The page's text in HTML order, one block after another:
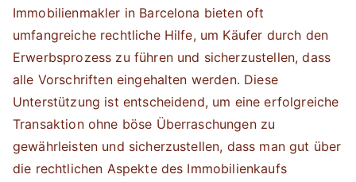
Immobilienmakler in Barcelona bieten oft
umfangreiche rechtliche Hilfe, um Käufer durch den
Erwerbsprozess zu führen und sicherzustellen, dass
alle Vorschriften eingehalten werden. Diese
Unterstützung ist entscheidend, um eine erfolgreiche
Transaktion ohne böse Überraschungen zu
gewährleisten und sicherzustellen, dass man gut über
die rechtlichen Aspekte des Immobilienkaufs